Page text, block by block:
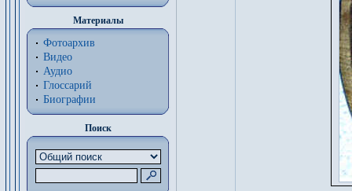
Материалы
Фотоархив
Видео
Аудио
Глоссарий
Биографии
Поиск